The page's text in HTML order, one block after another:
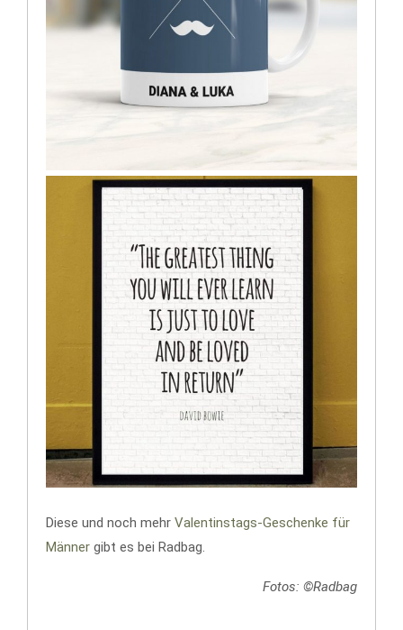
Diese und noch mehr Valentinstags-Geschenke für
Männer gibt es bei Radbag.
Fotos: ©Radbag